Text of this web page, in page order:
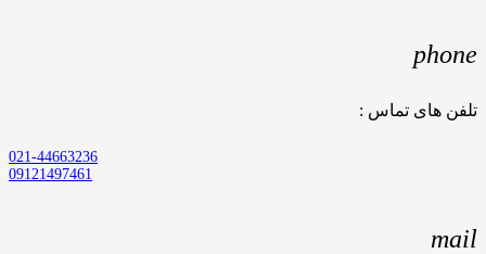
phone
تلفن های تماس :
021-44663236
09121497461
mail